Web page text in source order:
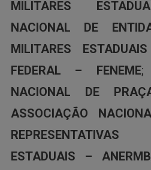
MILITARES
NACIONAL DE
MILITARES
FEDERAL – FENEME;
NACIONAL DE
ASSOCIAÇÃO
ESTADUAIS – ANERMB